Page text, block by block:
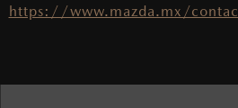
https://www.mazda.mx/